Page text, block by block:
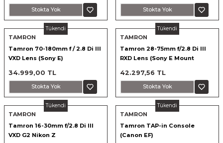
Stokta Yok Stokta Yok
Tükendi
TAMRON
Tamron 70-180mm f / 2.8 Di III
VXD Lens (Sony E)
34.999,00 TL
Stokta Yok
Tükendi
TAMRON
Tamron 28-75mm f/2.8 Di III
RXD Lens (Sony E Mount
42.297,56 TL
Stokta Yok
Tükendi
TAMRON
Tamron 16-30mm f/2.8 Di III
VXD G2 Nikon Z
Tükendi
TAMRON
Tamron TAP-in Console
(Canon EF)